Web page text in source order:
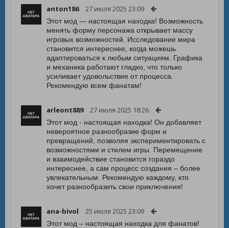
anton186 27 июля 2025 23:09
Этот мод — настоящая находка! Возможность
менять форму персонажа открывает массу
игровых возможностей. Исследование мира
становится интереснее, когда можешь
адаптироваться к любым ситуациям. Графика
и механика работают гладко, что только
усиливает удовольствие от процесса.
Рекомендую всем фанатам!
arleont889 27 июля 2025 18:26
Этот мод - настоящая находка! Он добавляет
невероятное разнообразие форм и
превращений, позволяя экспериментировать с
возможностями и стилем игры. Перемещение
и взаимодействие становится гораздо
интереснее, а сам процесс создания – более
увлекательным. Рекомендую каждому, кто
хочет разнообразить свои приключения!
ana-bivol 25 июля 2025 23:09
Этот мод – настоящая находка для фанатов!